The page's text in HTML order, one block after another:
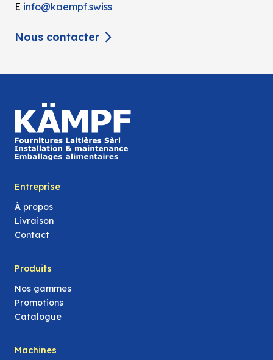
E info@kaempf.swiss
Nous contacter
Entreprise
À propos
Livraison
Contact
Produits
Nos gammes
Promotions
Catalogue
Machines